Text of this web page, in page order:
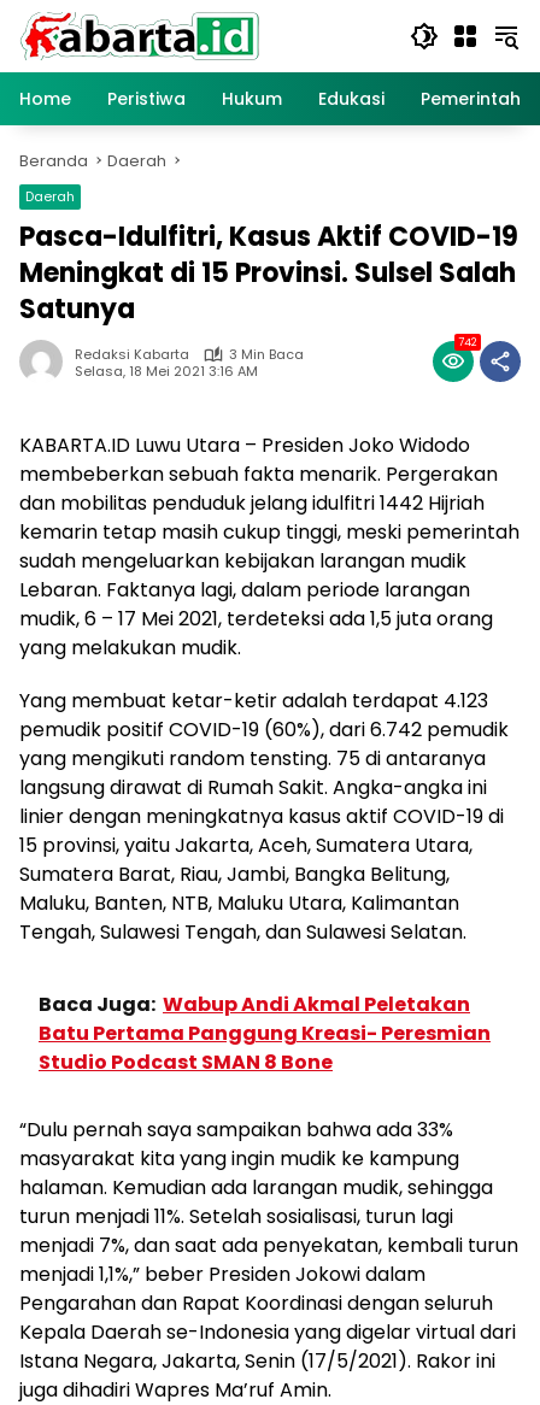
Langsung
konten
Home
Peristiwa Hukum Edukasi
Beranda Daerah
Daerah
Pasca-Idulfitri, Kasus Aktif COVID-19
Meningkat di 15 Provinsi. Sulsel Salah
Satunya
Redaksi Kabarta
3 Min Baca
Selasa, 18 Mei 2021 3:16 AM
742
KABARTA.ID Luwu Utara – Presiden Joko Widodo
membeberkan sebuah fakta menarik. Pergerakan
dan mobilitas penduduk jelang idulfitri 1442 Hijriah
kemarin tetap masih cukup tinggi, meski pemerintah
sudah mengeluarkan kebijakan larangan mudik
Lebaran. Faktanya lagi, dalam periode larangan
mudik, 6 – 17 Mei 2021, terdeteksi ada 1,5 juta orang
yang melakukan mudik.
Yang membuat ketar-ketir adalah terdapat 4.123
pemudik positif COVID-19 (60%), dari 6.742 pemudik
yang mengikuti random tensting. 75 di antaranya
langsung dirawat di Rumah Sakit. Angka-angka ini
linier dengan meningkatnya kasus aktif COVID-19 di
15 provinsi, yaitu Jakarta, Aceh, Sumatera Utara,
Sumatera Barat, Riau, Jambi, Bangka Belitung,
Maluku, Banten, NTB, Maluku Utara, Kalimantan
Tengah, Sulawesi Tengah, dan Sulawesi Selatan.
Baca Juga: Wabup Andi Akmal Peletakan
Batu Pertama Panggung Kreasi- Peresmian
Studio Podcast SMAN 8 Bone
“Dulu pernah saya sampaikan bahwa ada 33%
masyarakat kita yang ingin mudik ke kampung
halaman. Kemudian ada larangan mudik, sehingga
turun menjadi 11%. Setelah sosialisasi, turun lagi
menjadi 7%, dan saat ada penyekatan, kembali turun
menjadi 1,1%,” beber Presiden Jokowi dalam
Pengarahan dan Rapat Koordinasi dengan seluruh
Kepala Daerah se-Indonesia yang digelar virtual dari
Istana Negara, Jakarta, Senin (17/5/2021). Rakor ini
juga dihadiri Wapres Ma’ruf Amin.